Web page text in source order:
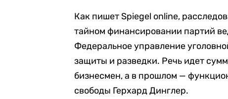
Как пишет Spiegel online,
тайном финансировании партий
Федеральное управление
защиты и разведки. Речь идет
бизнесмен, а в прошлом —
свободы Герхард Динглер.